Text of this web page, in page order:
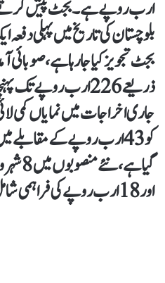
ارب روپے ہے۔ بجٹ پیش کرتے
بلوچستان کی تاریخ میں پہلی
بجٹ تجویز کیا جا رہا ہے، صوبائی
ذریعے 226 ارب روپے
جاری اخراجات میں نمایاں کمی
اور 18ارب روپے کی فراہمی شامل ہے۔